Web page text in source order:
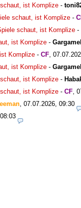
ist Komplize -
schaut, ist Komplize -
schaut, ist Komplize -
ist Komplize -
Komplize - CF
ist Komplize -
ist Komplize -
ist Komplize - CF
07.07.2026, 09:30